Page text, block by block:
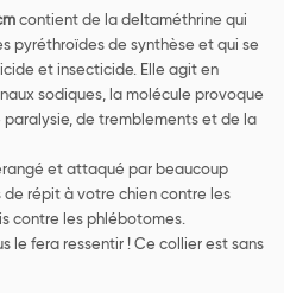
contient de la deltaméthrine qui
pyréthroïdes de synthèse et qui se
et insecticide. Elle agit en
sodiques, la molécule provoque
de tremblements et de la
et attaqué par beaucoup
de répit à votre chien contre les
contre les phlébotomes.
le fera ressentir ! Ce collier est sans